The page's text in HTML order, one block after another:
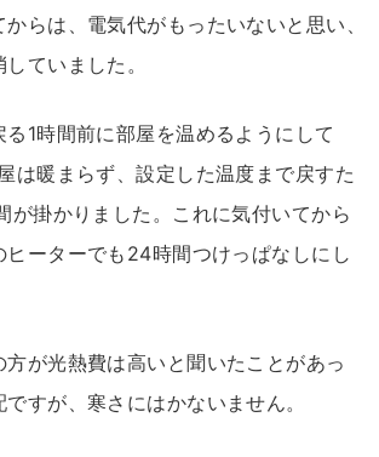
らは、電気代がもったいないと思い、
ていました。
る1時間前に部屋を温めるようにして
は暖まらず、設定した温度まで戻すた
が掛かりました。これに気付いてから
ヒーターでも24時間つけっぱなしにし
方が光熱費は高いと聞いたことがあっ
すが、寒さにはかないません。